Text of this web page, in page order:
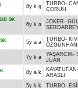
8y k g TURBO-
ÇORUH
DB SK
6y k a JOKER-
SK 5y a a TURBO-
ÖZGÜNHAN
7y k a YAŞARCIK-
JUAN
8y a k KAYATUFAN -
ARASLI
5y k k TURBO-